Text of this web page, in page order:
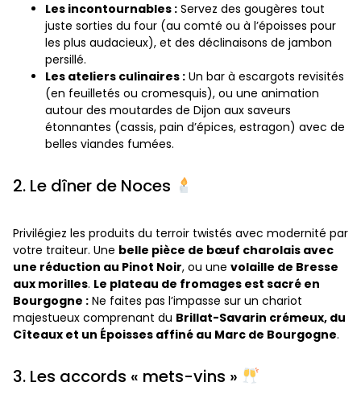
Les incontournables : Servez des gougères tout
juste sorties du four (au comté ou à l’époisses pour
les plus audacieux), et des déclinaisons de jambon
persillé.
Les ateliers culinaires : Un bar à escargots revisités
(en feuilletés ou cromesquis), ou une animation
autour des moutardes de Dijon aux saveurs
étonnantes (cassis, pain d’épices, estragon) avec de
belles viandes fumées.
2. Le dîner de Noces
Privilégiez les produits du terroir twistés avec modernité par
votre traiteur. Une belle pièce de bœuf charolais avec
une réduction au Pinot Noir, ou une volaille de Bresse
aux morilles. Le plateau de fromages est sacré en
Bourgogne : Ne faites pas l’impasse sur un chariot
majestueux comprenant du Brillat-Savarin crémeux, du
Cîteaux et un Époisses affiné au Marc de Bourgogne.
3. Les accords « mets-vins »